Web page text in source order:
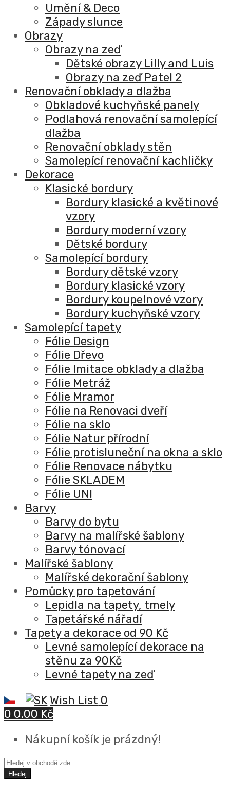
Umění & Deco
Západy slunce
Obrazy
Obrazy na zeď
Dětské obrazy Lilly and Luis
Obrazy na zeď Patel 2
Renovační obklady a dlažba
Obkladové kuchyňské panely
Podlahová renovační samolepící
dlažba
Renovační obklady stěn
Samolepící renovační kachličky
Dekorace
Klasické bordury
Bordury klasické a květinové
vzory
Bordury moderní vzory
Dětské bordury
Samolepící bordury
Bordury dětské vzory
Bordury klasické vzory
Bordury koupelnové vzory
Bordury kuchyňské vzory
Samolepící tapety
Fólie Design
Fólie Dřevo
Fólie Imitace obklady a dlažba
Fólie Metráž
Fólie Mramor
Fólie na Renovaci dveří
Fólie na sklo
Fólie Natur přírodní
Fólie protisluneční na okna a sklo
Fólie Renovace nábytku
Fólie SKLADEM
Fólie UNI
Barvy
Barvy do bytu
Barvy na malířské šablony
Barvy tónovací
Malířské šablony
Malířské dekorační šablony
Pomůcky pro tapetování
Lepidla na tapety, tmely
Tapetářské nářadí
Tapety a dekorace od 90 Kč
Levné samolepící dekorace na
stěnu za 90Kč
Levné tapety na zeď
Wish List 0
0 0.00 Kč
Nákupní košík je prázdný!
Hledej